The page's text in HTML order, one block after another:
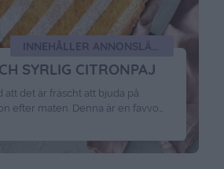
SYRLIG CITRONPAJ
att det är fräscht att bjuda på
efter maten. Denna är en favvo
2 tsk bakpulver175 gram
3 ägg2 1/2 dl strösocker1 tsk